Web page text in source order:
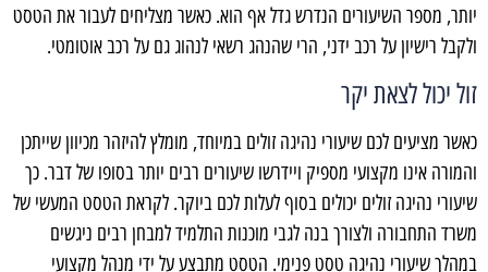
יותר, מספר השיעורים הנדרש גדל אף הוא. כאשר מצליחים לעבור את הטסט
ולקבל רישיון על רכב ידני, הרי שהנהג רשאי לנהוג גם על רכב אוטומטי.
זול יכול לצאת יקר
כאשר מציעים לכם שיעורי נהיגה זולים במיוחד, מומלץ להיזהר מכיוון שייתכן
והמורה אינו מקצועי מספיק ויידרשו שיעורים רבים יותר בסופו של דבר. כך
שיעורי נהיגה זולים יכולים בסוף לעלות לכם ביוקר. לקראת הטסט המעשי של
משרד התחבורה ולצורך בנה לגבי מוכנות התלמיד למבחן רבים ניגשים
במהלך שיעורי נהיגה טסט פנימי. הטסט מתבצע על ידי מנהל מקצועי